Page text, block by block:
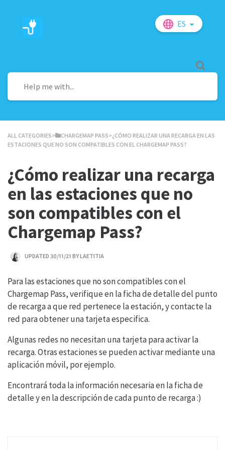
ES
ALL CATEGORIES​>​ ​CHARGEMAP PASS​>​ ¿CÓMO REALIZAR UNA RECARGA EN LAS
ESTACIONES QUE NO SON COMPATIBLES CON EL CHARGEMAP PASS?
¿Cómo realizar una recarga
en las estaciones que no
son compatibles con el
Chargemap Pass?
UPDATED 30/11/21 BY LAETITIA
Para las estaciones que no son compatibles con el
Chargemap Pass, verifique en la ficha de detalle del punto
de recarga a que red pertenece la estación, y contacte la
red para obtener una tarjeta especifica.
Algunas redes no necesitan una tarjeta para activar la
recarga. Otras estaciones se pueden activar mediante una
aplicación móvil, por ejemplo.
Encontrará toda la información necesaria en la ficha de
detalle y en la descripción de cada punto de recarga :)